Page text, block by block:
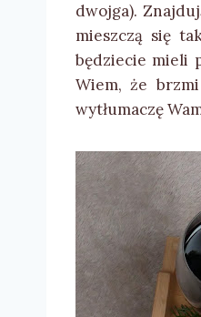
dwojga).
mieszczą się
będziecie mieli
Wiem, że
wytłumaczę